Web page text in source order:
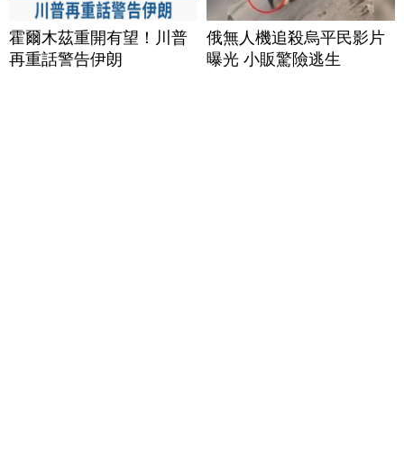
霍爾木茲重開有望！川普
再重話警告伊朗
俄無人機追殺烏平民影片
曝光 小販驚險逃生